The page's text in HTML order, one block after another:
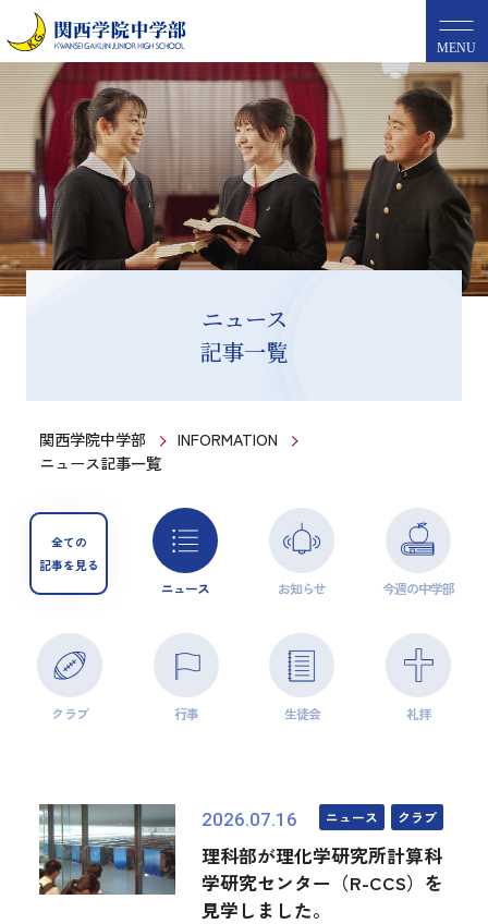
MENU
ニュース
記事一覧
関西学院中学部
INFORMATION
ニュース記事一覧
全ての
記事を見る
ニュース お知らせ 今週の中学部
クラブ 行事 生徒会 礼拝
2026.07.16 ニュース クラブ
理科部が理化学研究所計算科
学研究センター（R-CCS）を
見学しました。